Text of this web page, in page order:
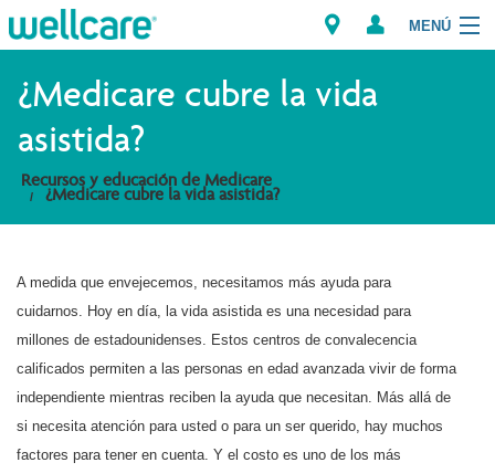
MENÚ
Explorar los Planes
Recursos para Miembros
Proveedores
Encuentre un Proveedor/Farmacia
¿Medicare cubre la vida
asistida?
Recursos y educación de Medicare
¿Medicare cubre la vida asistida?
A medida que envejecemos, necesitamos más ayuda para
cuidarnos. Hoy en día, la vida asistida es una necesidad para
millones de estadounidenses. Estos centros de convalecencia
calificados permiten a las personas en edad avanzada vivir de forma
independiente mientras reciben la ayuda que necesitan. Más allá de
si necesita atención para usted o para un ser querido, hay muchos
factores para tener en cuenta. Y el costo es uno de los más